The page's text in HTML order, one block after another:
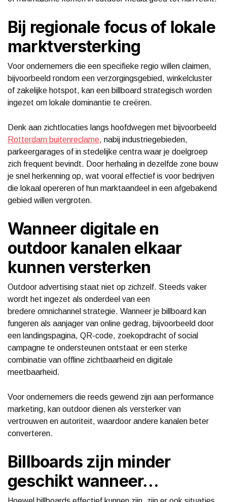
Bij regionale focus of lokale
marktversterking
Voor ondernemers die een specifieke regio willen claimen,
bijvoorbeeld rondom een verzorgingsgebied, winkelcluster
of zakelijke hotspot, kan een billboard strategisch worden
ingezet om lokale dominantie te creëren.
Denk aan zichtlocaties langs hoofdwegen met bijvoorbeeld
Rotterdam buitenreclame, nabij industriegebieden,
parkeergarages of in stedelijke centra waar je doelgroep
zich frequent bevindt. Door herhaling in dezelfde zone bouw
je snel herkenning op, wat vooral effectief is voor bedrijven
die lokaal opereren of hun marktaandeel in een afgebakend
gebied willen vergroten.
Wanneer digitale en
outdoor kanalen elkaar
kunnen versterken
Outdoor advertising staat niet op zichzelf. Steeds vaker
wordt het ingezet als onderdeel van een
bredere omnichannel strategie. Wanneer je billboard kan
fungeren als aanjager van online gedrag, bijvoorbeeld door
een landingspagina, QR-code, zoekopdracht of social
campagne te ondersteunen ontstaat er een sterke
combinatie van offline zichtbaarheid en digitale
meetbaarheid.
Voor ondernemers die reeds gewend zijn aan performance
marketing, kan outdoor dienen als versterker van
vertrouwen en autoriteit, waardoor andere kanalen beter
converteren.
Billboards zijn minder
geschikt wanneer…